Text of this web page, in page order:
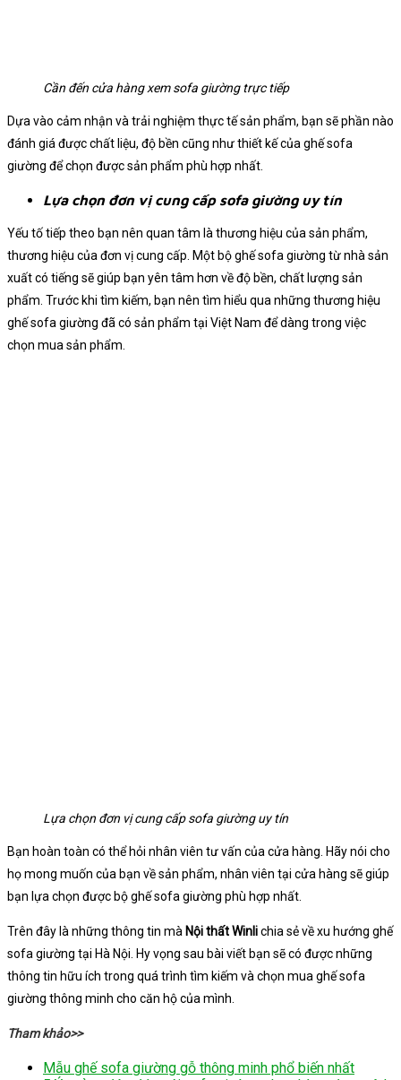
Cần đến cửa hàng xem sofa giường trực tiếp
Dựa vào cảm nhận và trải nghiệm thực tế sản phẩm, bạn sẽ phần nào
đánh giá được chất liệu, độ bền cũng như thiết kế của ghế sofa
giường để chọn được sản phẩm phù hợp nhất.
Lựa chọn đơn vị cung cấp sofa giường uy tín
Yếu tố tiếp theo bạn nên quan tâm là thương hiệu của sản phẩm,
thương hiệu của đơn vị cung cấp. Một bộ ghế sofa giường từ nhà sản
xuất có tiếng sẽ giúp bạn yên tâm hơn về độ bền, chất lượng sản
phẩm. Trước khi tìm kiếm, bạn nên tìm hiểu qua những thương hiệu
ghế sofa giường đã có sản phẩm tại Việt Nam để dàng trong việc
chọn mua sản phẩm.
Lựa chọn đơn vị cung cấp sofa giường uy tín
Bạn hoàn toàn có thể hỏi nhân viên tư vấn của cửa hàng. Hãy nói cho
họ mong muốn của bạn về sản phẩm, nhân viên tại cửa hàng sẽ giúp
bạn lựa chọn được bộ ghế sofa giường phù hợp nhất.
Trên đây là những thông tin mà Nội thất Winlichia sẻ về xu hướng ghế
sofa giường tại Hà Nội. Hy vọng sau bài viết bạn sẽ có được những
thông tin hữu ích trong quá trình tìm kiếm và chọn mua ghế sofa
giường thông minh cho căn hộ của mình.
Tham khảo>>
Mẫu ghế sofa giường gỗ thông minh phổ biến nhất